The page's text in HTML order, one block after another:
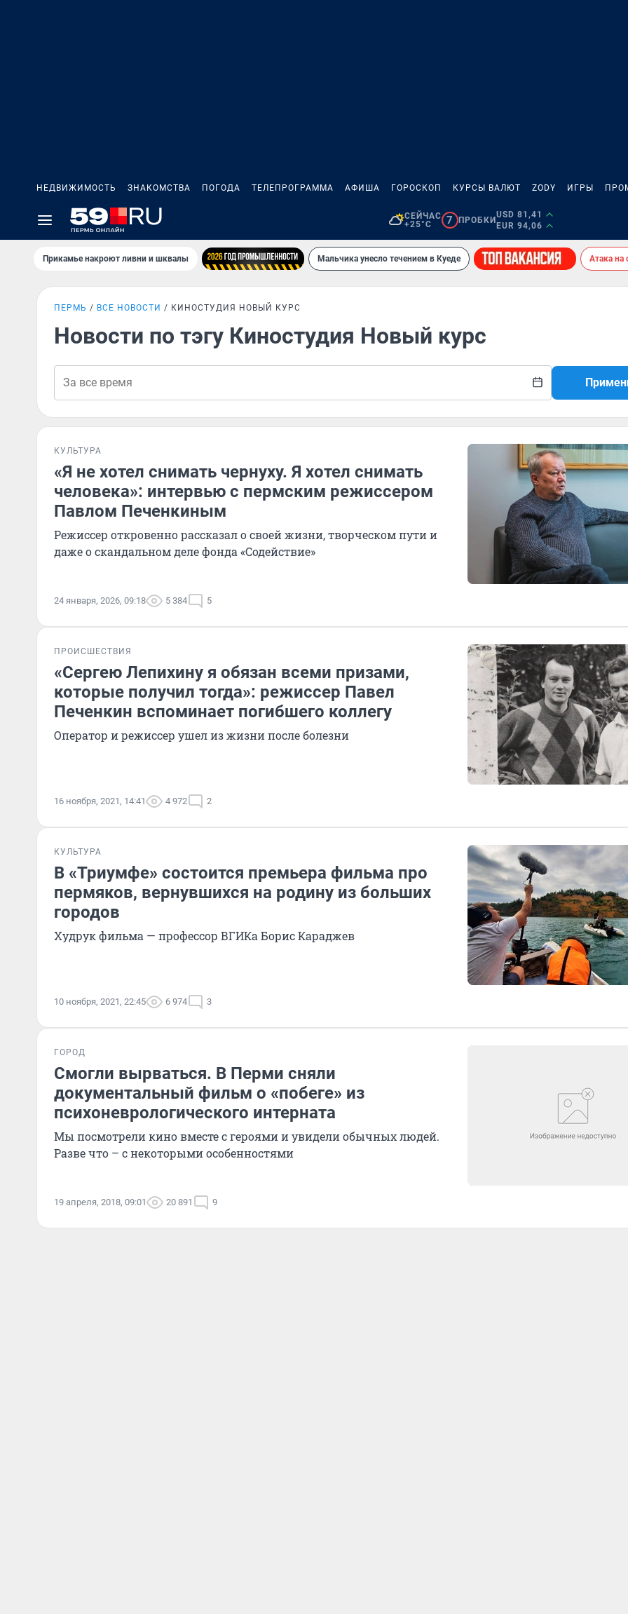
НЕДВИЖИМОСТЬ ЗНАКОМСТВА ПОГОДА ТЕЛЕПРОГРАММА АФИША ГОРОСКОП КУРСЫ ВАЛЮТ ZODY ИГРЫ
СЕЙЧАС
+25°C
7 ПРОБКИ
USD 81,41
EUR 94,06
Прикамье накроют ливни и шквалы Мальчика унесло течением в Куеде Атака на
ПЕРМЬ ВСЕ НОВОСТИ КИНОСТУДИЯ НОВЫЙ КУРС
Новости по тэгу Киностудия Новый курс
КУЛЬТУРА
«Я не хотел снимать чернуху. Я хотел снимать
человека»: интервью с пермским режиссером
Павлом Печенкиным
Режиссер откровенно рассказал о своей жизни, творческом пути и
даже о скандальном деле фонда «Содействие»
24 января, 2026, 09:18 5 384 5
ПРОИСШЕСТВИЯ
«Сергею Лепихину я обязан всеми призами,
которые получил тогда»: режиссер Павел
Печенкин вспоминает погибшего коллегу
Оператор и режиссер ушел из жизни после болезни
16 ноября, 2021, 14:41 4 972 2
КУЛЬТУРА
В «Триумфе» состоится премьера фильма про
пермяков, вернувшихся на родину из больших
городов
Худрук фильма — профессор ВГИКа Борис Караджев
10 ноября, 2021, 22:45 6 974 3
ГОРОД
Смогли вырваться. В Перми сняли
документальный фильм о «побеге» из
психоневрологического интерната
Мы посмотрели кино вместе с героями и увидели обычных людей.
Разве что – с некоторыми особенностями
19 апреля, 2018, 09:01 20 891 9